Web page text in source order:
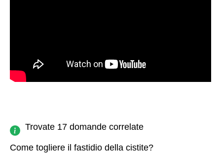
Trovate 17 domande correlate
Come togliere il fastidio della cistite?